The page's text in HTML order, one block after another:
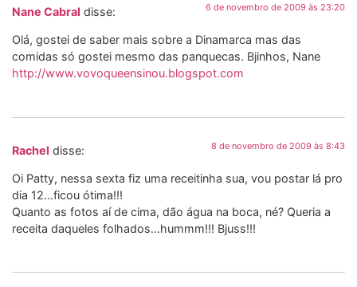
Nane Cabral disse: 6 de novembro de 2009 às 23:20
Olá, gostei de saber mais sobre a Dinamarca mas das
comidas só gostei mesmo das panquecas. Bjinhos, Nane
http://www.vovoqueensinou.blogspot.com
Rachel disse: 8 de novembro de 2009 às 8:43
Oi Patty, nessa sexta fiz uma receitinha sua, vou postar lá pro
dia 12…ficou ótima!!!
Quanto as fotos aí de cima, dão água na boca, né? Queria a
receita daqueles folhados…hummm!!! Bjuss!!!